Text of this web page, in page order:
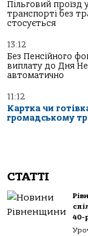
Пільговий проїзд
транспорті без
стосується
13:12
Без Пенсійного
виплату до Дня
автоматично
11:12
Картка чи
громадському
СТАТТІ
40-